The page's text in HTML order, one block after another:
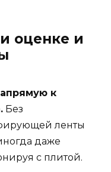
оценке и
к
Без
ленты
даже
с плитой.